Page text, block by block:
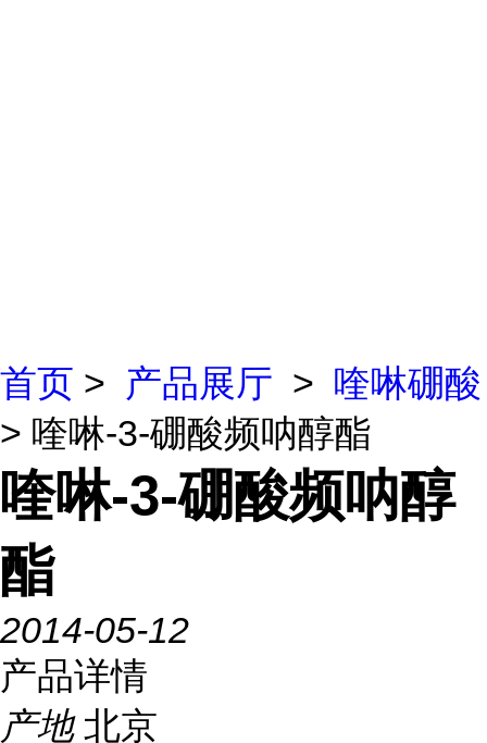
首页 > 产品展厅 > 喹啉硼酸
> 喹啉-3-硼酸频呐醇酯
喹啉-3-硼酸频呐醇
酯
2014-05-12
产品详情
产地 北京